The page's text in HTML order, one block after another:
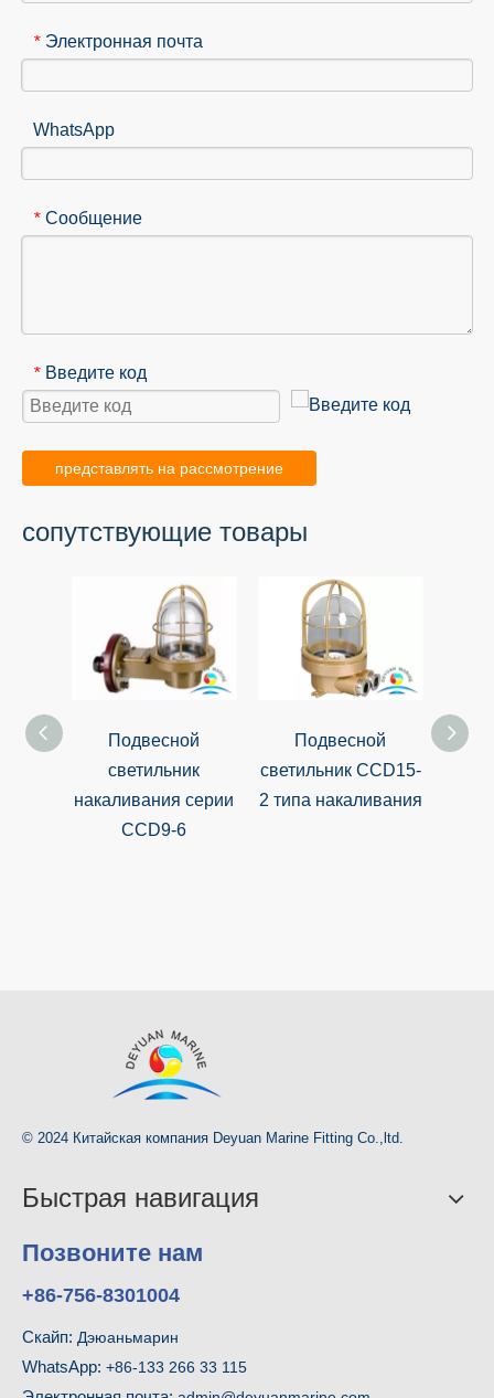
* Электронная почта
WhatsApp
* Сообщение
* Введите код
представлять на рассмотрение
сопутствующие товары
Подвесной
светильник
накаливания серии
CCD9-6
Подвесной
светильник CCD15-
2 типа накаливания
© 2024 Китайская компания Deyuan Marine Fitting Co.,ltd.
Быстрая навигация
Позвоните нам
+86-756-8301004
Скайп: Дэюаньмарин
WhatsApp: +86-133 266 33 115